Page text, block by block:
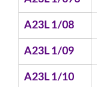
A23L 1/08
A23L 1/09
A23L 1/10